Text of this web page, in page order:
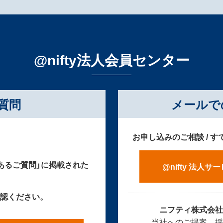
@nifty法人会員センター
問
ご質問」に掲載された
ください。
メール
お申し込みのご相談 / す
@nifty 法人サ
ニフティ株式会